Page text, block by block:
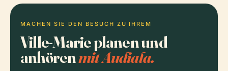
MACHEN SIE DEN BESUCH ZU IHREM
Ville-Marie planen und
anhörenmit Audiala.